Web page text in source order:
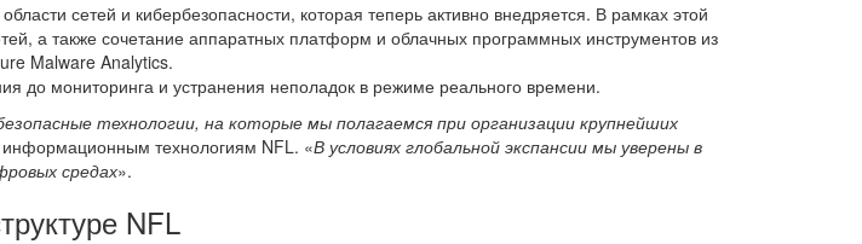
сетей и кибербезопасности, которая теперь активно внедряется. В рамках этой
а также сочетание аппаратных платформ и облачных программных инструментов из
Malware Analytics.
до мониторинга и устранения неполадок в режиме реального времени.
технологии, на которые мы полагаемся при организации крупнейших
технологиям NFL. «В условиях глобальной экспансии мы уверены в
средах».
NFL